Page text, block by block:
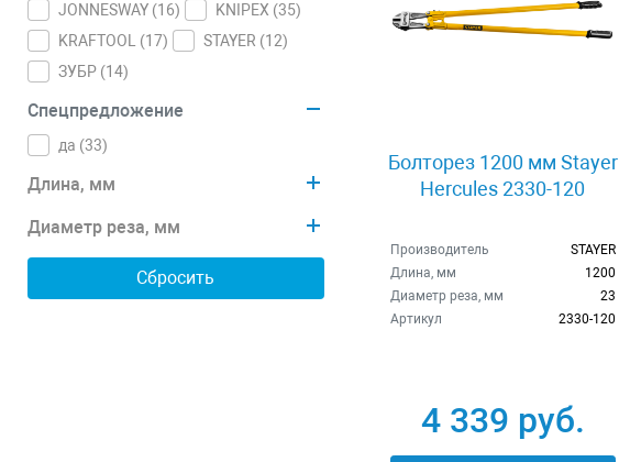
JONNESWAY (16) KNIPEX (35)
KRAFTOOL (17) STAYER (12)
ЗУБР (14)
Спецпредложение
да (33)
Длина, мм
Диаметр реза, мм
Болторез 1200 мм Stayer
Hercules 2330-120
Производитель
STAYER
Длина, мм
1200
Диаметр реза, мм
23
Артикул
2330-120
4 339 руб.